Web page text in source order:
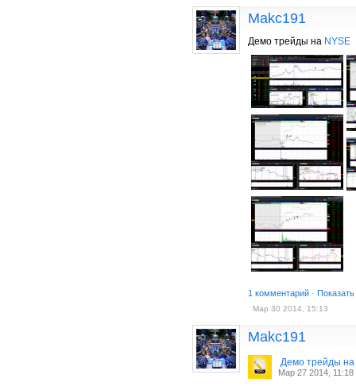
Makc191
Демо трейды на NYSE
1 комментарий ·
Мар 30 2014, 15:13
Makc191
Демо трейды на
Мар 27 2014, 11:18